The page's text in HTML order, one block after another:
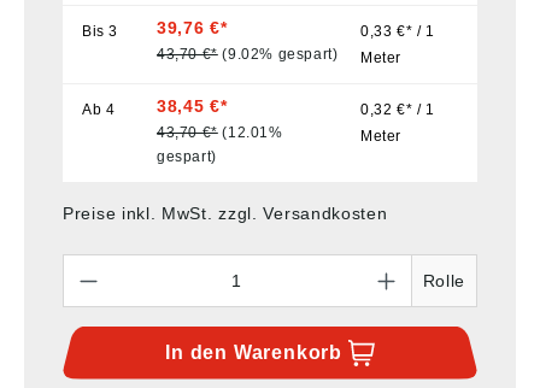
Bis3 39,76 €*
43,70 €* (9.02% gespart)
0,33 €* / 1
Meter
Ab 4 38,45 €*
43,70 €* (12.01%
gespart)
0,32 €* / 1
Meter
Preise inkl. MwSt. zzgl. Versandkosten
Rolle
In den Warenkorb